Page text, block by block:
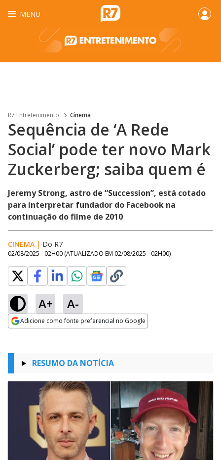
MENU
R7 Entretenimento Cinema
Sequência de ‘A Rede
Social’ pode ter novo Mark
Zuckerberg; saiba quem é
Jeremy Strong, astro de “Succession”, está cotado
para interpretar fundador do Facebook na
continuação do filme de 2010
CINEMA | Do R7
02/08/2025 - 02H00 (ATUALIZADO EM 02/08/2025 - 02H00)
A+ A-
Adicione como fonte preferencial no Google
RESUMO DA NOTÍCIA